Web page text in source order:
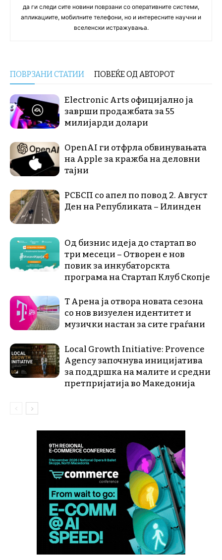
да ги следи сите новини поврзани со оперативните системи,
апликациите, мобилните телефони, но и интересните научни и
вселенски истражувања.
ПОВРЗАНИ СТАТИИ ПОВЕЌЕ ОД АВТОРОТ
Electronic Arts официјално ја
заврши продажбата за 55
милијарди долари
OpenAI ги отфрла обвинувањата
на Apple за кражба на деловни
тајни
РСБСП со апел по повод 2. Август
Ден на Републиката – Илинден
Од бизнис идеја до стартап во
три месеци – Отворен е нов
повик за инкубаторскта
програма на Стартап Клуб Скопје
Т Арена ја отвора новата сезона
со нов визуелен идентитет и
музички настан за сите граѓани
Local Growth Initiative: Provence
Agency започнува иницијатива
за поддршка на малите и средни
претпријатија во Македонија